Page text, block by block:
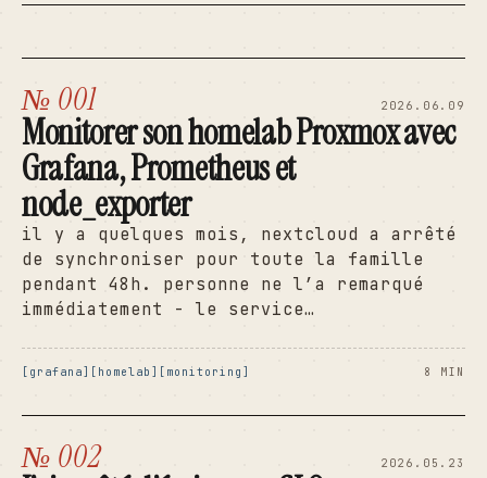
№ 001 2026.06.09
Monitorer son homelab Proxmox avec
Grafana, Prometheus et
node_exporter
il y a quelques mois, nextcloud a arrêté
de synchroniser pour toute la famille
pendant 48h. personne ne l’a remarqué
immédiatement - le service…
grafana homelab monitoring 8 MIN
№ 002 2026.05.23